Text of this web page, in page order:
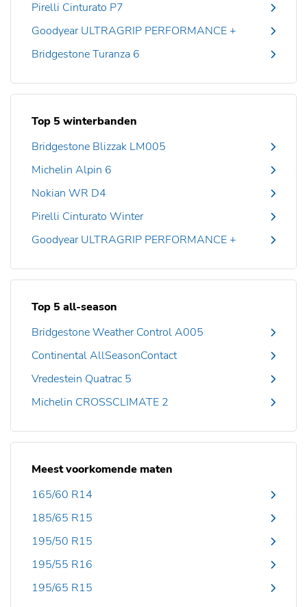
Pirelli Cinturato P7
Goodyear ULTRAGRIP PERFORMANCE +
Bridgestone Turanza 6
Top 5 winterbanden
Bridgestone Blizzak LM005
Michelin Alpin 6
Nokian WR D4
Pirelli Cinturato Winter
Goodyear ULTRAGRIP PERFORMANCE +
Top 5 all-season
Bridgestone Weather Control A005
Continental AllSeasonContact
Vredestein Quatrac 5
Michelin CROSSCLIMATE 2
Meest voorkomende maten
165/60 R14
185/65 R15
195/50 R15
195/55 R16
195/65 R15